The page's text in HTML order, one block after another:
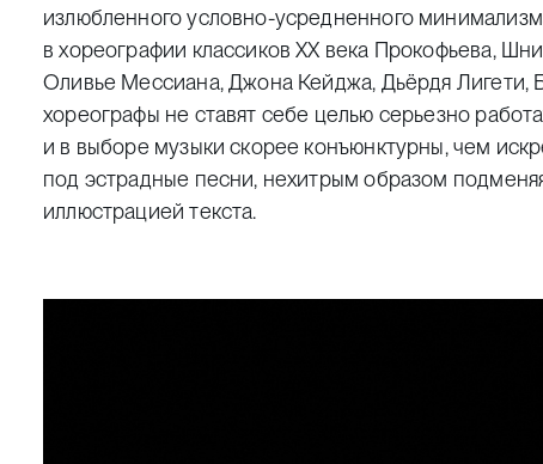
излюбленного условно-усредненного
в хореографии классиков ХХ века Прокофьева,
Оливье Мессиана, Джона Кейджа, Дьёрдя Лигети,
хореографы не ставят себе целью серьезно
и в выборе музыки скорее конъюнктурны, чем
под эстрадные песни, нехитрым образом
иллюстрацией текста.